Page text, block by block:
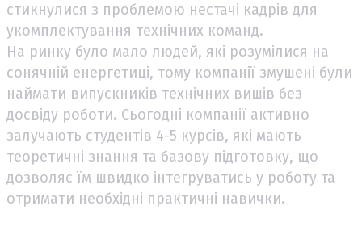
стикнулися з проблемою нестачі кадрів для
укомплектування технічних команд.
На ринку було мало людей, які розумілися на
сонячній енергетиці, тому компанії змушені були
наймати випускників технічних вишів без
досвіду роботи. Сьогодні компанії активно
залучають студентів 4-5 курсів, які мають
теоретичні знання та базову підготовку, що
дозволяє їм швидко інтегруватись у роботу та
отримати необхідні практичні навички.